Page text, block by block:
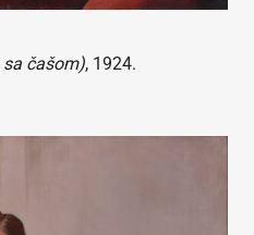
sa čašom), 1924.